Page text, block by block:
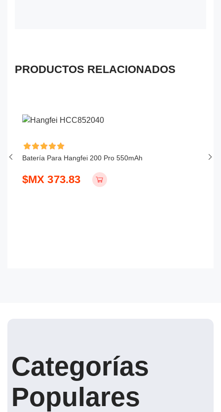
PRODUCTOS RELACIONADOS
Batería Para Hangfei 200 Pro 550mAh
$MX 373.83
Categorías
Populares